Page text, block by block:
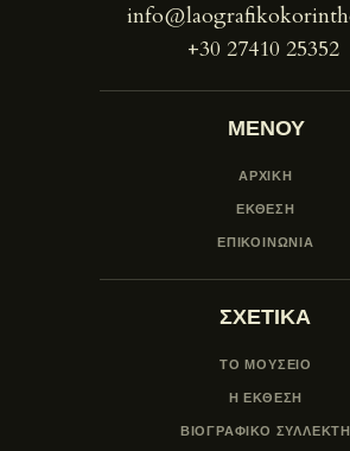
+30 27410 25352
ΜΕΝΟΥ
ΑΡΧΙΚΗ
ΕΚΘΕΣΗ
ΕΠΙΚΟΙΝΩΝΙΑ
ΣΧΕΤΙΚΑ
ΤΟ ΜΟΥΣΕΙΟ
Η ΕΚΘΕΣΗ
ΒΙΟΓΡΑΦΙΚΟ ΣΥΛΛΕΚΤΗ